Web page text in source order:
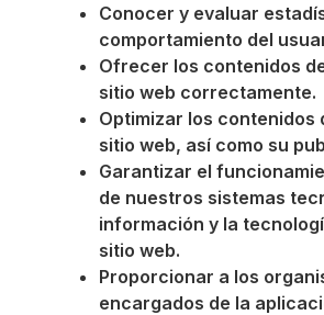
Conocer y evaluar
comportamiento del
Ofrecer los contenidos
sitio web correctamente.
Optimizar los contenidos
sitio web, así como su
Garantizar el
de nuestros sistemas
información y la
sitio web.
Proporcionar a los
encargados de la